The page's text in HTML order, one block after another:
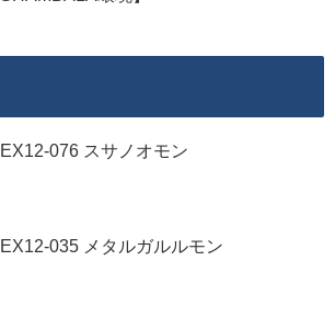
EX12-076 スサノオモン
EX12-035 メタルガルルモン